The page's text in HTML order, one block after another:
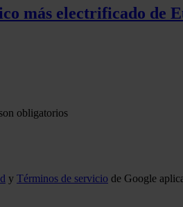
más electrificado de
obligatorios
y Términos de servicio de Google